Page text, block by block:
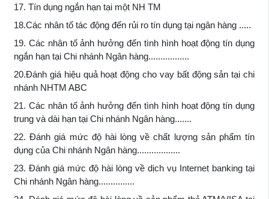
17. Tín dụng ngắn hạn tại một NH TM
18.Các nhân tố tác động đến rủi ro tín dụng tại ngân hàng .....
19. Các nhân tố ảnh hưởng đến tình hình hoạt động tín dụng
ngắn hạn tại Chi nhánh Ngân hàng.................
20.Đánh giá hiệu quả hoạt động cho vay bất động sản tại chi
nhánh NHTM ABC
21. Các nhân tố ảnh hưởng đến tình hình hoạt động tín dụng
trung và dài hạn tại Chi nhánh Ngân hàng.......
22. Đánh giá mức độ hài lòng về chất lượng sản phẩm tín
dụng của Chi nhánh Ngân hàng..................
23. Đánh giá mức độ hài lòng về dịch vụ Internet banking tại
Chi nhánh Ngân hàng...............